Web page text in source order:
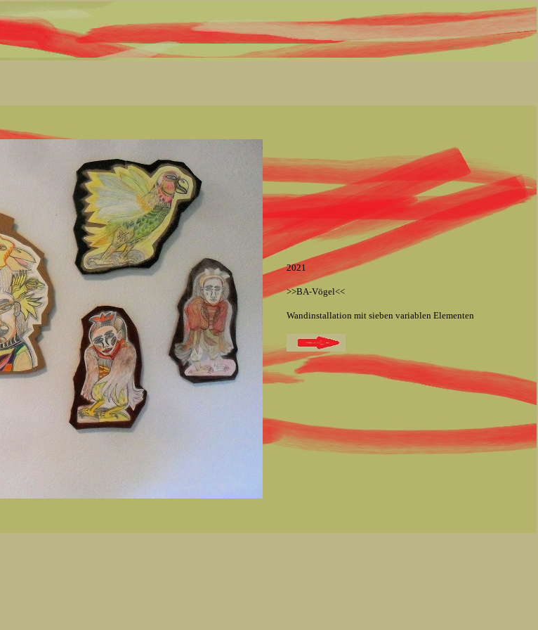
2021
>>BA-Vögel<<
Wandinstallation mit sieben variablen Elementen